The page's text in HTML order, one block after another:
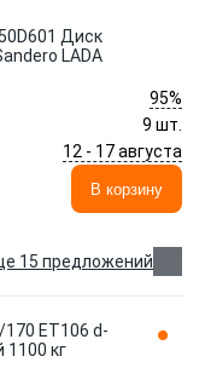
Диск
LADA
95%
9 шт.
12 - 17 августа
В корзину
15 предложений
ET106 d-
1100 кг